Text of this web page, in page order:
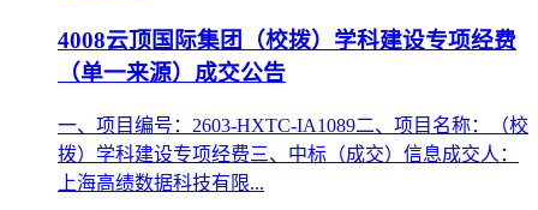
4008云顶国际集团（校拨）学科建设专项经费
（单一来源）成交公告
一、项目编号：2603-HXTC-IA1089二、项目名称：（校
拨）学科建设专项经费三、中标（成交）信息成交人：
上海高绩数据科技有限...